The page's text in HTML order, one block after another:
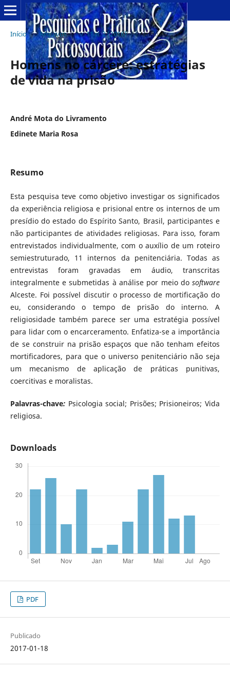
Início / Arquivos / v. 11 n. 2 (2016) / Artigos
Homens no cárcere: estratégias
de vida na prisão
André Mota do Livramento
Edinete Maria Rosa
Resumo
Esta pesquisa teve como objetivo investigar os significados
da experiência religiosa e prisional entre os internos de um
presídio do estado do Espírito Santo, Brasil, participantes e
não participantes de atividades religiosas. Para isso, foram
entrevistados individualmente, com o auxílio de um roteiro
semiestruturado, 11 internos da penitenciária. Todas as
entrevistas foram gravadas em áudio, transcritas
integralmente e submetidas à análise por meio dosoftware
Alceste. Foi possível discutir o processo de mortificação do
eu, considerando o tempo de prisão do interno. A
religiosidade também parece ser uma estratégia possível
para lidar com o encarceramento. Enfatiza-se a importância
de se construir na prisão espaços que não tenham efeitos
mortificadores, para que o universo penitenciário não seja
um mecanismo de aplicação de práticas punitivas,
coercitivas e moralistas.
Palavras-chave:Psicologia social; Prisões; Prisioneiros; Vida
religiosa.
Downloads
PDF
Publicado
2017-01-18